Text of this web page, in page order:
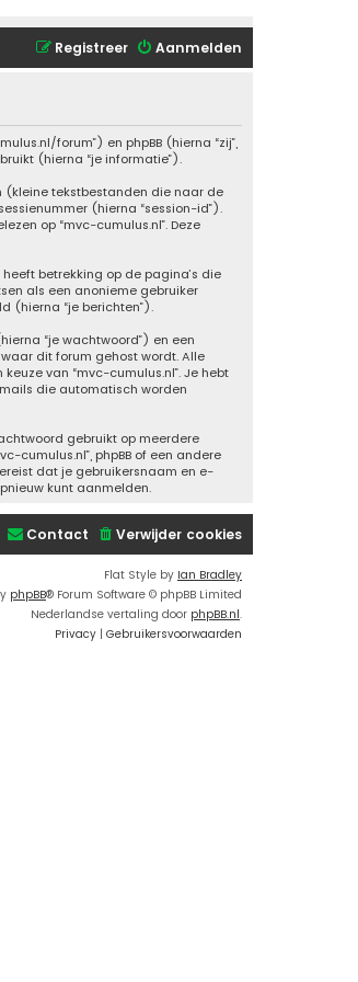
Aanmelden
Registreer
forum”) en phpBB (hierna “zij”,
(hierna “je informatie”).
(kleine tekstbestanden die naar de
(hierna “session-id”).
op “mvc-cumulus.nl”. Deze
betrekking op de pagina’s die
als een anonieme gebruiker
(hierna “je berichten”).
“je wachtwoord”) en een
dit forum gehost wordt. Alle
van “mvc-cumulus.nl”. Je hebt
die automatisch worden
gebruikt op meerdere
cumulus.nl”, phpBB of een andere
dat je gebruikersnaam en e-
kunt aanmelden.
Verwijder cookies
Contact
Flat Style by Ian Bradley
phpBB® Forum Software © phpBB Limited
Nederlandse vertaling door phpBB.nl.
Privacy | Gebruikersvoorwaarden